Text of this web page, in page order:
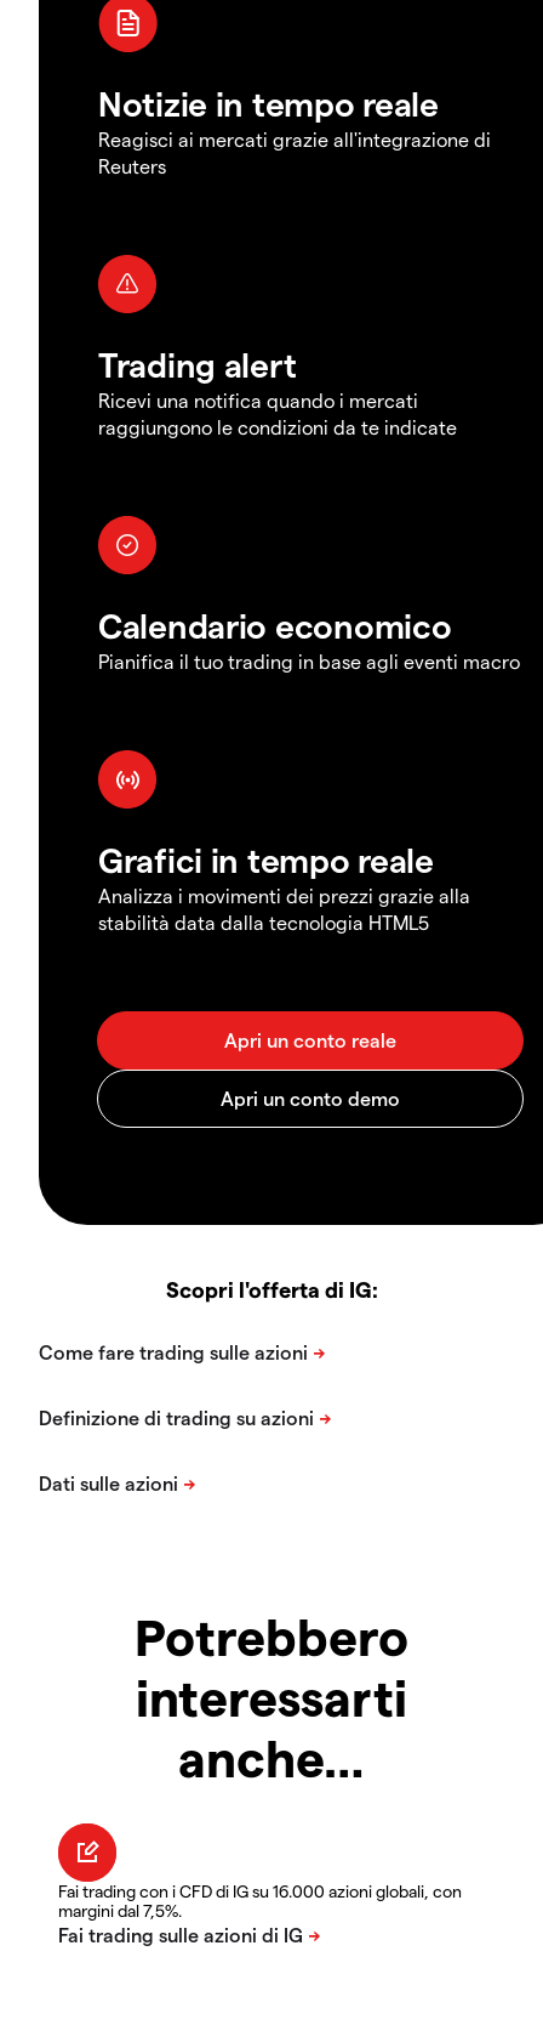
Notizie in tempo reale
Reagisci ai mercati grazie all'integrazione di
Reuters
Trading alert
Ricevi una notifica quando i mercati
raggiungono le condizioni da te indicate
Calendario economico
Pianifica il tuo trading in base agli eventi macro
Grafici in tempo reale
Analizza i movimenti dei prezzi grazie alla
stabilità data dalla tecnologia HTML5
Scopri l'offerta di IG:
Potrebbero
interessarti
anche…
Fai trading con i CFD di IG su 16.000 azioni globali, con
margini dal 7,5%.